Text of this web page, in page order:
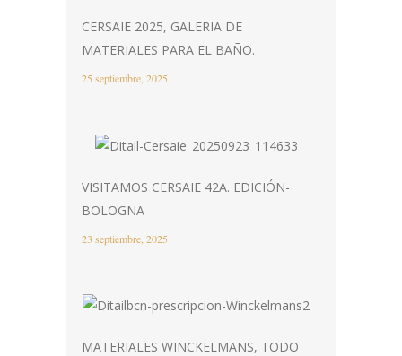
CERSAIE 2025, GALERIA DE
MATERIALES PARA EL BAÑO.
25 septiembre, 2025
VISITAMOS CERSAIE 42A. EDICIÓN-
BOLOGNA
23 septiembre, 2025
MATERIALES WINCKELMANS, TODO